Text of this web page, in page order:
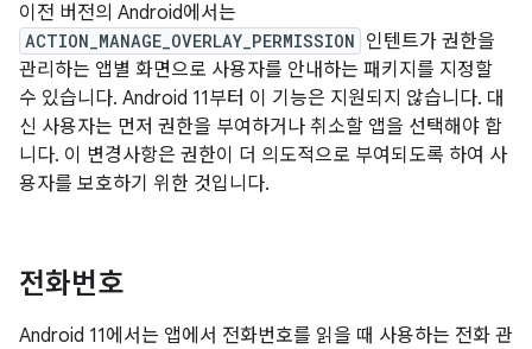
이전 버전의 Android에서는
ACTION_MANAGE_OVERLAY_PERMISSION 인텐트가 권한을
관리하는 앱별 화면으로 사용자를 안내하는 패키지를 지정할
수 있습니다. Android 11부터 이 기능은 지원되지 않습니다. 대
신 사용자는 먼저 권한을 부여하거나 취소할 앱을 선택해야 합
니다. 이 변경사항은 권한이 더 의도적으로 부여되도록 하여 사
용자를 보호하기 위한 것입니다.
전화번호
Android 11에서는 앱에서 전화번호를 읽을 때 사용하는 전화 관